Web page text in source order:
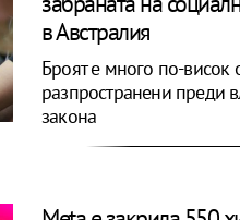
в Австралия
Броят е много по-висок
разпространени преди
закона